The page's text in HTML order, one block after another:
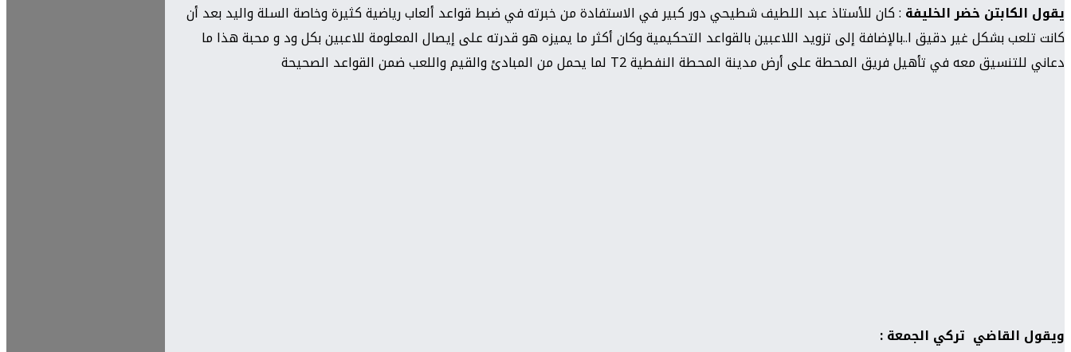
يقول الكابتن خضر الخليفة : كان للأستاذ عبد اللطيف شطيحي دور كبير في الاستفادة من خبرته في ضبط قواعد ألعاب رياضية كثيرة وخاصة السلة واليد بعد أن
كانت تلعب بشكل غير دقيق ا..بالإضافة إلى تزويد اللاعبين بالقواعد التحكيمية وكان أكثر ما يميزه هو قدرته على إيصال المعلومة للاعبين بكل ود و محبة هذا ما
دعاني للتنسيق معه في تأهيل فريق المحطة على أرض مدينة المحطة النفطية T2 لما يحمل من المبادئ والقيم واللعب ضمن القواعد الصحيحة
ويقول القاضي تركي الجمعة :